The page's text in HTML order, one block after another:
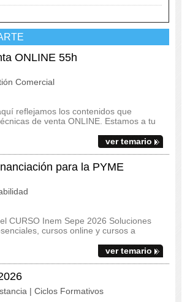
ONLINE 55h
Comercial
reflejamos los contenidos que
de venta ONLINE. Estamos a tu
ver temario
para la PYME
CURSO Inem Sepe 2026 Soluciones
cursos online y cursos a
ver temario
| Ciclos Formativos